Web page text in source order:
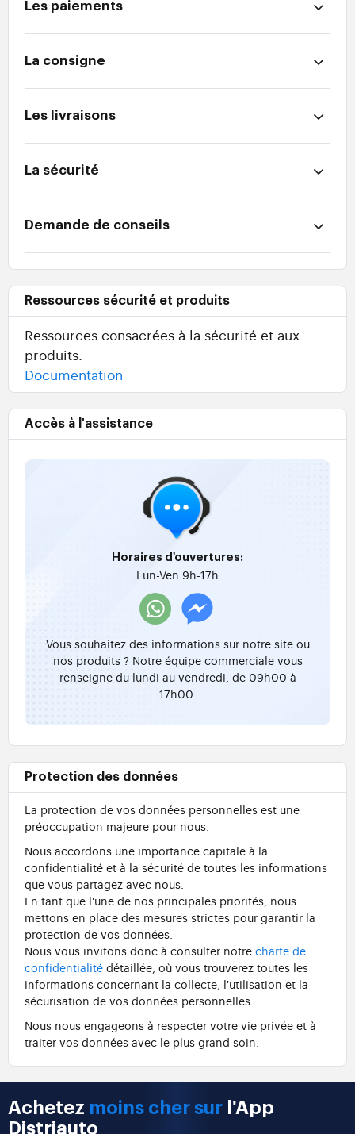
Les paiements
La consigne
Les livraisons
La sécurité
Demande de conseils
Ressources sécurité et produits
Ressources consacrées à la sécurité et aux
produits.
Documentation
Accès à l'assistance
Horaires d'ouvertures:
Lun-Ven 9h-17h
Vous souhaitez des informations sur notre site ou
nos produits ? Notre équipe commerciale vous
renseigne du lundi au vendredi, de 09h00 à
17h00.
Protection des données
La protection de vos données personnelles est une
préoccupation majeure pour nous.
Nous accordons une importance capitale à la
confidentialité et à la sécurité de toutes les informations
que vous partagez avec nous.
En tant que l'une de nos principales priorités, nous
mettons en place des mesures strictes pour garantir la
protection de vos données.
Nous vous invitons donc à consulter notre charte de
confidentialité détaillée, où vous trouverez toutes les
informations concernant la collecte, l'utilisation et la
sécurisation de vos données personnelles.
Nous nous engageons à respecter votre vie privée et à
traiter vos données avec le plus grand soin.
Achetez moins cher sur l'App
Distriauto